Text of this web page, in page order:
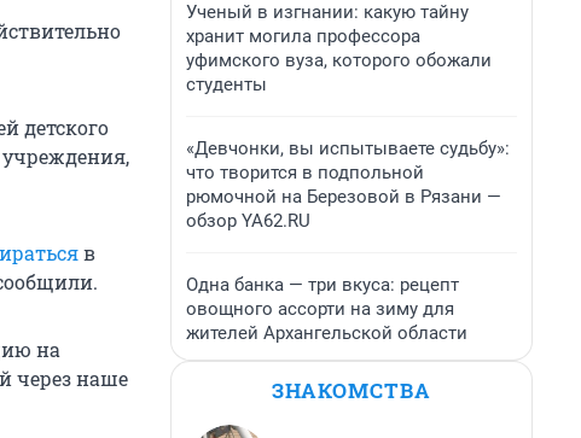
детского
учреждения,
в
на
через наше
Ученый в изгнании: какую тайну
хранит могила профессора
уфимского вуза, которого обожали
студенты
«Девчонки, вы испытываете судьбу»:
что творится в подпольной
рюмочной на Березовой в Рязани —
обзор YA62.RU
Одна банка — три вкуса: рецепт
овощного ассорти на зиму для
жителей Архангельской области
ЗНАКОМСТВА